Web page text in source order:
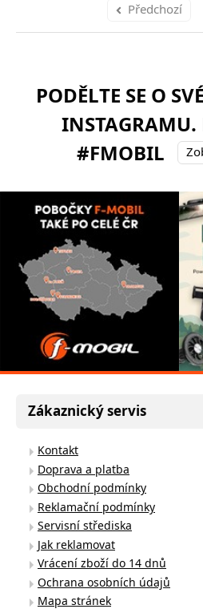
Předchozí
PODĚLTE SE O
INSTAGRAMU.
#FMOBIL
Zákaznický servis
Kontakt
Doprava a platba
Obchodní podmínky
Reklamační podmínky
Servisní střediska
Jak reklamovat
Vrácení zboží do 14 dnů
Ochrana osobních údajů
Mapa stránek